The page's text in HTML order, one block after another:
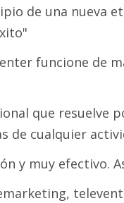
de una nueva
funcione de
que resuelve
de cualquier
y muy efectivo.